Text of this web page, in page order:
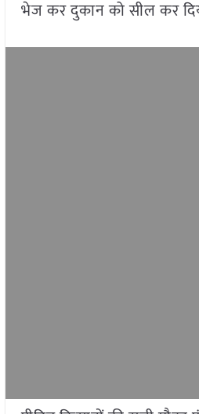
भेज कर दुकान को सील कर